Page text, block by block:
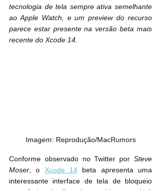
tecnologia de tela sempre ativa semelhante
ao Apple Watch, e um preview do recurso
parece estar presente na versão beta mais
recente do Xcode 14.
Imagem: Reprodução/MacRumors
Conforme observado no Twitter por Steve
Moser , o Xcode 14 beta apresenta uma
interessante interface de tela de bloqueio